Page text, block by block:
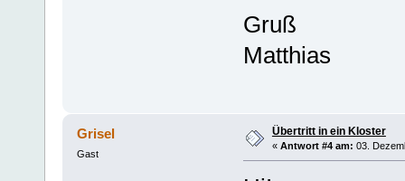
Gruß
Matthias
Grisel
Gast
Übertritt in ein Kloster
« Antwort #4 am: 03.